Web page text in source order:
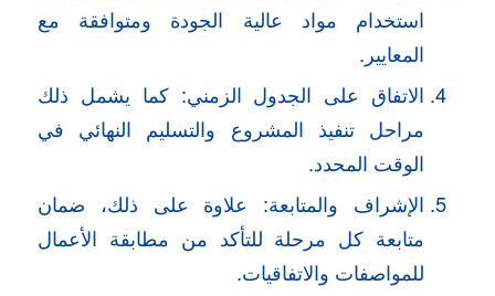
استخدام مواد عالية الجودة ومتوافقة مع
المعايير.
الاتفاق على الجدول الزمني: كما يشمل ذلك
مراحل تنفيذ المشروع والتسليم النهائي في
الوقت المحدد.
الإشراف والمتابعة: علاوة على ذلك، ضمان
متابعة كل مرحلة للتأكد من مطابقة الأعمال
للمواصفات والاتفاقيات.